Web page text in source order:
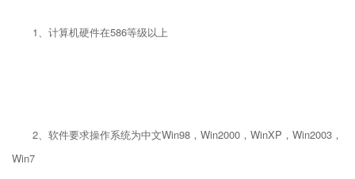
1、计算机硬件在586等级以上
2、软件要求操作系统为中文Win98，Win2000，WinXP，Win2003，
Win7